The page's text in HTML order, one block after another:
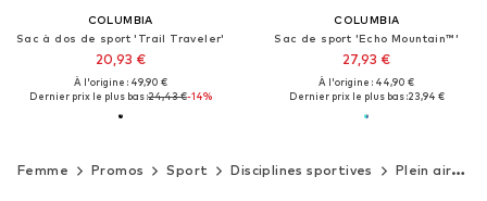
COLUMBIA
Sac à dos de sport 'Trail Traveler'
20,93 €
À l'origine : 49,90 €
Dernier prix le plus bas :24,43 €-14%
COLUMBIA
Sac de sport 'Echo Mountain™'
27,93 €
À l'origine : 44,90 €
Dernier prix le plus bas :23,94 €
Femme Promos Sport Disciplines sportives Plein air